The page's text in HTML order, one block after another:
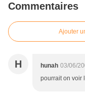
Commentaires
Ajouter
H hunah 03/06/
pourrait on voir